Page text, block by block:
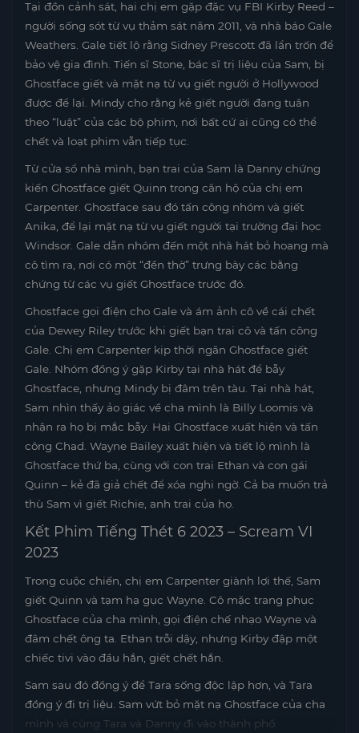
Tại đồn cảnh sát, hai chị em gặp đặc vụ FBI Kirby Reed –
người sống sót từ vụ thảm sát năm 2011, và nhà báo Gale
Weathers. Gale tiết lộ rằng Sidney Prescott đã lẩn trốn để
bảo vệ gia đình. Tiến sĩ Stone, bác sĩ trị liệu của Sam, bị
Ghostface giết và mặt nạ từ vụ giết người ở Hollywood
được để lại. Mindy cho rằng kẻ giết người đang tuân
theo “luật” của các bộ phim, nơi bất cứ ai cũng có thể
chết và loạt phim vẫn tiếp tục.
Từ cửa sổ nhà mình, bạn trai của Sam là Danny chứng
kiến Ghostface giết Quinn trong căn hộ của chị em
Carpenter. Ghostface sau đó tấn công nhóm và giết
Anika, để lại mặt nạ từ vụ giết người tại trường đại học
Windsor. Gale dẫn nhóm đến một nhà hát bỏ hoang mà
cô tìm ra, nơi có một “đền thờ” trưng bày các bằng
chứng từ các vụ giết Ghostface trước đó.
Ghostface gọi điện cho Gale và ám ảnh cô về cái chết
của Dewey Riley trước khi giết bạn trai cô và tấn công
Gale. Chị em Carpenter kịp thời ngăn Ghostface giết
Gale. Nhóm đồng ý gặp Kirby tại nhà hát để bẫy
Ghostface, nhưng Mindy bị đâm trên tàu. Tại nhà hát,
Sam nhìn thấy ảo giác về cha mình là Billy Loomis và
nhận ra họ bị mắc bẫy. Hai Ghostface xuất hiện và tấn
công Chad. Wayne Bailey xuất hiện và tiết lộ mình là
Ghostface thứ ba, cùng với con trai Ethan và con gái
Quinn – kẻ đã giả chết để xóa nghi ngờ. Cả ba muốn trả
thù Sam vì giết Richie, anh trai của họ.
Kết Phim Tiếng Thét 6 2023 – Scream VI
2023
Trong cuộc chiến, chị em Carpenter giành lợi thế, Sam
giết Quinn và tạm hạ gục Wayne. Cô mặc trang phục
Ghostface của cha mình, gọi điện chế nhạo Wayne và
đâm chết ông ta. Ethan trỗi dậy, nhưng Kirby đập một
chiếc tivi vào đầu hắn, giết chết hắn.
Sam sau đó đồng ý để Tara sống độc lập hơn, và Tara
đồng ý đi trị liệu. Sam vứt bỏ mặt nạ Ghostface của cha
mình và cùng Tara và Danny đi vào thành phố.